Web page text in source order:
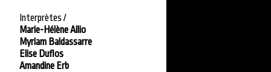
Interprètes /
Marie-Hélène Allio
Myriam Baldassarre
Elise Duflos
Amandine Erb